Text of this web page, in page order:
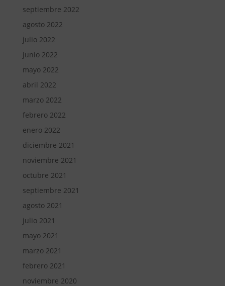
septiembre 2022
agosto 2022
julio 2022
junio 2022
mayo 2022
abril 2022
marzo 2022
febrero 2022
enero 2022
diciembre 2021
noviembre 2021
octubre 2021
septiembre 2021
agosto 2021
julio 2021
mayo 2021
marzo 2021
febrero 2021
noviembre 2020